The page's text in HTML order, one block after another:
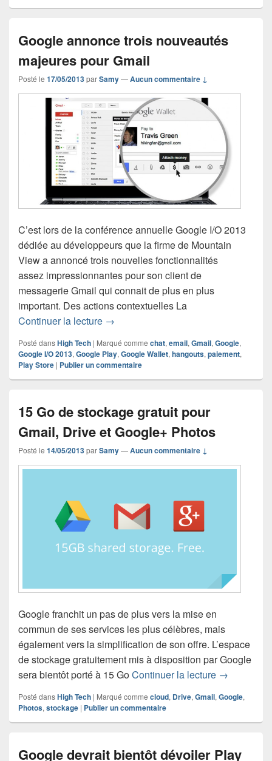
Google annonce trois nouveautés
majeures pour Gmail
Posté le 17/05/2013parSamy—Aucun commentaire ↓
C’est lors de la conférence annuelle Google I/O 2013
dédiée au développeurs que la firme de Mountain
View a annoncé trois nouvelles fonctionnalités
assez impressionnantes pour son client de
messagerie Gmail qui connait de plus en plus
important. Des actions contextuelles La
Continuer la lecture Google annonce trois nouveautés
→
Posté dansHigh Tech | Marqué comme chat, email, Gmail, Google,
Google I/O 2013, Google Play, Google Wallet, hangouts, paiement,
Play Store | Publier un commentaire
15 Go de stockage gratuit pour
Gmail, Drive et Google+ Photos
Posté le 14/05/2013parSamy—Aucun commentaire ↓
Google franchit un pas de plus vers la mise en
commun de ses services les plus célèbres, mais
également vers la simplification de son offre. L’espace
de stockage gratuitement mis à disposition par Google
sera bientôt porté à 15 GoContinuer la lecture 15 Go de
→
Posté dansHigh Tech | Marqué comme cloud, Drive, Gmail, Google,
Photos, stockage | Publier un commentaire
Google devrait bientôt dévoiler Play